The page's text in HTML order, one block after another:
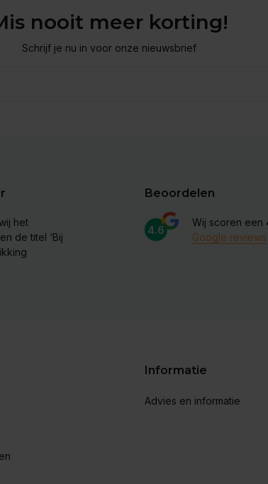
nooit meer korting!
Schrijf je nu in voor onze nieuwsbrief
het
de titel ‘Bij
Beoordelen
4.6
Wij scoren een
Google reviews
Informatie
Advies en informatie